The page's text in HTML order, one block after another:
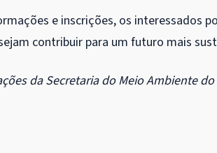
e inscrições, os interessados
contribuir para um futuro mais
da Secretaria do Meio Ambiente